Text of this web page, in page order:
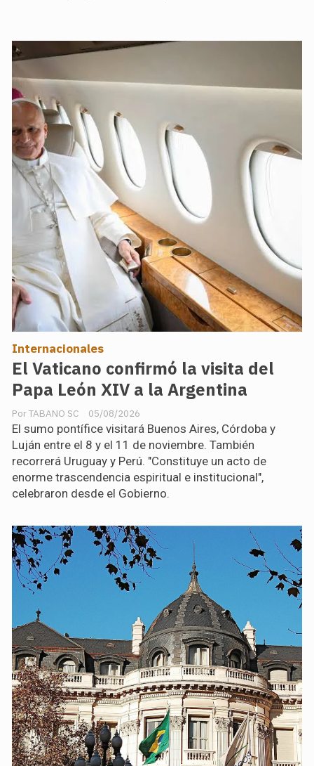
El Vaticano confirmó la visita del
Papa León XIV a la Argentina
TABANO SC
Internacionales
05/08/2026
El sumo pontífice visitará Buenos Aires, Córdoba y
Luján entre el 8 y el 11 de noviembre. También
recorrerá Uruguay y Perú. "Constituye un acto de
enorme trascendencia espiritual e institucional",
celebraron desde el Gobierno.